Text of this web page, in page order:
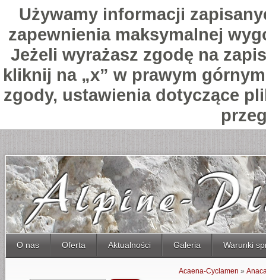
Używamy informacji
zapewnienia maksymalnej
Jeżeli wyrażasz zgodę na
kliknij na „x” w prawym
zgody, ustawienia dotyczące
O nas Oferta Aktualności Galeria Warunki
Acaena-Cyclamen »